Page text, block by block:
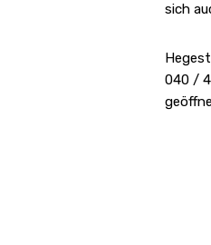
sich
040 /